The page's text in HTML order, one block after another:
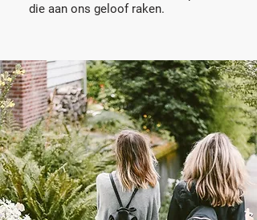
die aan ons geloof raken.